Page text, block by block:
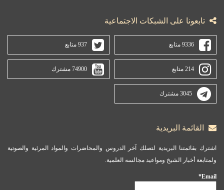
تابعونا على الشبكات الاجتماعية
9336 متابع 937 متابع
214 متابع 74900 مشترك
3045 مشترك
القائمة البريدية
اشترك بقائمتنا البريدية لتصلك آخر الدروس والمحاضرات والمواد المرئية والصوتية
ولمتابعة أخبار الشيخ ومواعيد مجالسه العلمية.
Email*